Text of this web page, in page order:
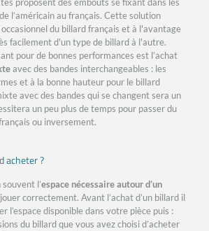
l’américain au français. Cette solution
du billard français et à l'avantage
facilement d'un type de billard à l'autre.
pour de bonnes performances est l’achat
avec des bandes interchangeables : les
et à la bonne hauteur pour le billard
avec des bandes qui se changent sera un
un peu plus de temps pour passer du
ou inversement.
acheter ?
l’espace nécessaire autour d’un
correctement. Avant l’achat d’un billard il
l’espace disponible dans votre pièce puis :
du billard que vous avez choisi d’acheter